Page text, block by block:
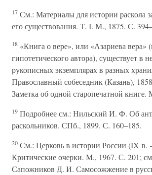
17 См.: Материалы для истории раскола
его существования. Т. I. М., 1875. С.
18 «Книга о вере», или «Азариева вера»
гипотетического автора), существует в
рукописных экземплярах в разных
Православный собеседник (Казань),
Заметка об одной старопечатной книге.
19 Подробнее см.: Нильский И. Ф. Об
раскольников. СПб., 1899. С. 160–185.
20 См.: Церковь в истории России (IX в.
Критические очерки. М., 1967. С. 201;
Сапожников Д. И. Самосожжение в